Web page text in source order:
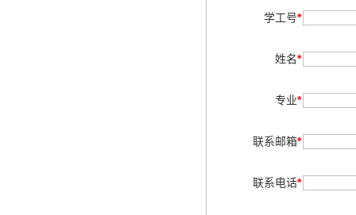
学工号*
姓名*
专业*
联系邮箱*
联系电话*